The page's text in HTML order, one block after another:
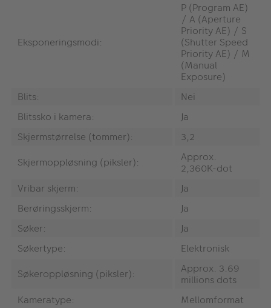
Eksponeringsmodi:
P (Program AE)
/ A (Aperture
Priority AE) / S
(Shutter Speed
Priority AE) / M
(Manual
Exposure)
Blits:
Nei
Blitssko i kamera:
Ja
Skjermstørrelse (tommer):
3,2
Skjermoppløsning (piksler):
Approx.
2,360K-dot
Vribar skjerm:
Ja
Berøringsskjerm:
Ja
Søker:
Ja
Søkertype:
Elektronisk
Søkeroppløsning (piksler):
Approx. 3.69
millions dots
Kameratype:
Mellomformat